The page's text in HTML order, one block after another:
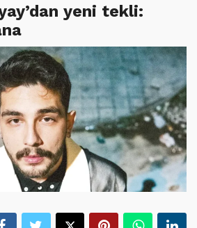
yeni tekli: